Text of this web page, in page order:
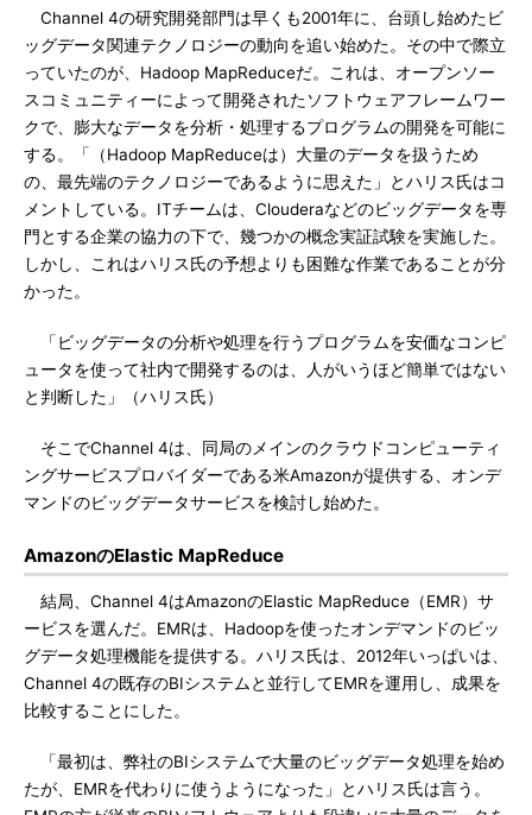
Channel 4の研究開発部門は早くも2001年に、台頭し始めたビ
ッグデータ関連テクノロジーの動向を追い始めた。その中で際立
っていたのが、Hadoop MapReduceだ。これは、オープンソー
スコミュニティーによって開発されたソフトウェアフレームワー
クで、膨大なデータを分析・処理するプログラムの開発を可能に
する。「（Hadoop MapReduceは）大量のデータを扱うため
の、最先端のテクノロジーであるように思えた」とハリス氏はコ
メントしている。ITチームは、Clouderaなどのビッグデータを専
門とする企業の協力の下で、幾つかの概念実証試験を実施した。
しかし、これはハリス氏の予想よりも困難な作業であることが分
かった。
「ビッグデータの分析や処理を行うプログラムを安価なコンピ
ュータを使って社内で開発するのは、人がいうほど簡単ではない
と判断した」（ハリス氏）
そこでChannel 4は、同局のメインのクラウドコンピューティ
ングサービスプロバイダーである米Amazonが提供する、オンデ
マンドのビッグデータサービスを検討し始めた。
AmazonのElastic MapReduce
結局、Channel 4はAmazonのElastic MapReduce（EMR）サ
ービスを選んだ。EMRは、Hadoopを使ったオンデマンドのビッ
グデータ処理機能を提供する。ハリス氏は、2012年いっぱいは、
Channel 4の既存のBIシステムと並行してEMRを運用し、成果を
比較することにした。
「最初は、弊社のBIシステムで大量のビッグデータ処理を始め
たが、EMRを代わりに使うようになった」とハリス氏は言う。